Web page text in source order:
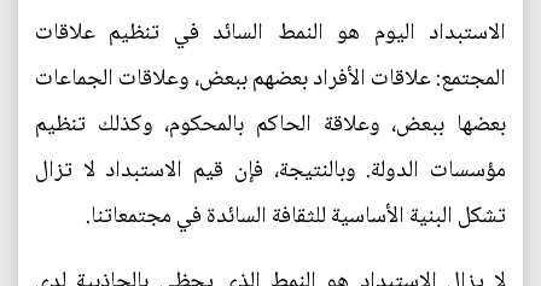
الاستبداد اليوم هو النمط السائد في تنظيم علاقات
المجتمع: علاقات الأفراد بعضهم ببعض، وعلاقات الجماعات
بعضها ببعض، وعلاقة الحاكم بالمحكوم، وكذلك تنظيم
مؤسسات الدولة. وبالنتيجة، فإن قيم الاستبداد لا تزال
تشكل البنية الأساسية للثقافة السائدة في مجتمعاتنا.